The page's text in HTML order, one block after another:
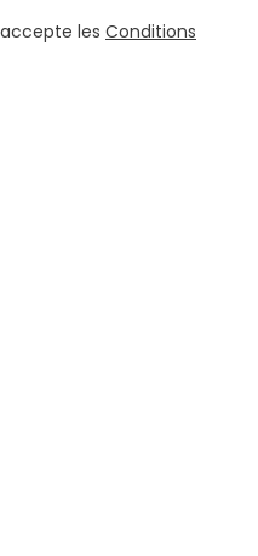
les Conditions